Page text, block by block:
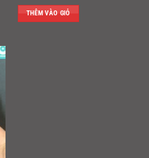
THÊM VÀO GIỎ